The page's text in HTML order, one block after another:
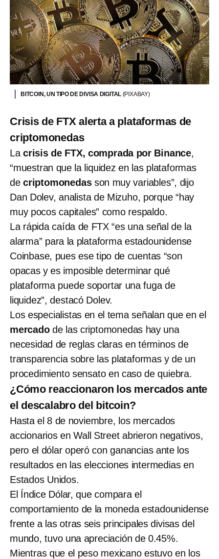
BITCOIN, UN TIPO DE DIVISA DIGITAL (PIXABAY)
Crisis de FTX alerta a plataformas de
criptomonedas
Lacrisis de FTX, comprada por Binance,
“muestran que la liquidez en las plataformas
de criptomonedasson muy variables”, dijo
Dan Dolev, analista de Mizuho, porque “hay
muy pocos capitales” como respaldo.
La rápida caída de FTX “es una señal de la
alarma” para la plataforma estadounidense
Coinbase, pues ese tipo de cuentas “son
opacas y es imposible determinar qué
plataforma puede soportar una fuga de
liquidez”, destacó Dolev.
Los especialistas en el tema señalan que en el
mercadode las criptomonedas hay una
necesidad de reglas claras en términos de
transparencia sobre las plataformas y de un
procedimiento sensato en caso de quiebra.
¿Cómo reaccionaron los mercados ante
el descalabro del bitcoin?
Hasta el 8 de noviembre, los mercados
accionarios en Wall Street abrieron negativos,
pero el dólar operó con ganancias ante los
resultados en las elecciones intermedias en
Estados Unidos.
El Índice Dólar, que compara el
comportamiento de la moneda estadounidense
frente a las otras seis principales divisas del
mundo, tuvo una apreciación de 0.45%.
Mientras que el peso mexicano estuvo en los